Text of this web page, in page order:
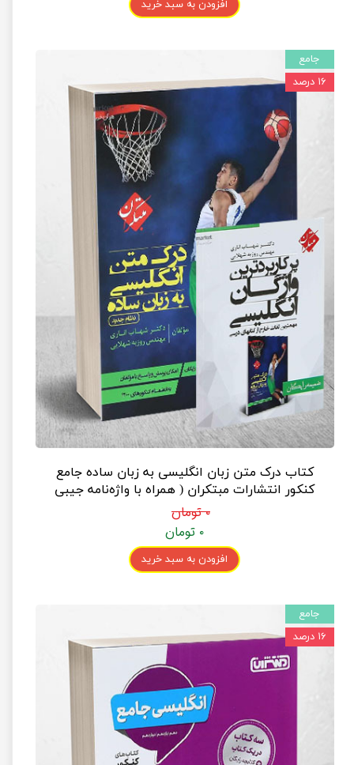
افزودن به سبد خرید
کتاب درک متن زبان انگلیسی به زبان ساده جامع
کنکور انتشارات مبتکران ( همراه با واژه‌نامه جیبی
رایگان )۰ تومان
۰ تومان
افزودن به سبد خرید
جامع
۱۶ درصد
جامع
۱۶ درصد